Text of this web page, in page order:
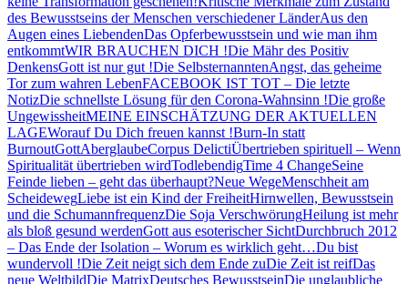
des Bewusstseins der Menschen verschiedener LänderAus den
Augen eines LiebendenDas Opferbewusstsein und wie man ihm
entkommtWIR BRAUCHEN DICH !Die Mähr des Positiv
DenkensGott ist nur gut !Die SelbsternanntenAngst, das geheime
Tor zum wahren LebenFACEBOOK IST TOT – Die letzte
NotizDie schnellste Lösung für den Corona-Wahnsinn !Die große
UngewissheitMEINE EINSCHÄTZUNG DER AKTUELLEN
LAGEWorauf Du Dich freuen kannst !Burn-In statt
BurnoutGottAberglaubeCorpus DelictiÜbertrieben spirituell – Wenn
Spiritualität übertrieben wirdTodlebendigTime 4 ChangeSeine
Feinde lieben – geht das überhaupt?Neue WegeMenschheit am
ScheidewegLiebe ist ein Kind der FreiheitHirnwellen, Bewusstsein
und die SchumannfrequenzDie Soja VerschwörungHeilung ist mehr
als bloß gesund werdenGott aus esoterischer SichtDurchbruch 2012
– Das Ende der Isolation – Worum es wirklich geht…Du bist
wundervoll !Die Zeit neigt sich dem Ende zuDie Zeit ist reifDas
neue WeltbildDie MatrixDeutsches BewusstseinDie unglaubliche